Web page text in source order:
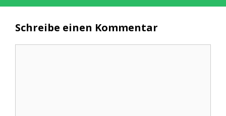
Schreibe einen Kommentar